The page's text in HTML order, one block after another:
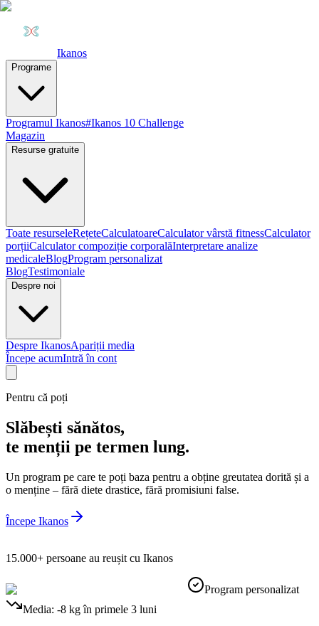
Ikanos
Programe
Programul Ikanos#Ikanos 10 Challenge
Magazin
Resurse gratuite
Toate resurseleRețeteCalculatoareCalculator vârstă fitnessCalculator
porțiiCalculator compoziție corporalăInterpretare analize
medicaleBlogProgram personalizat
BlogTestimoniale
Despre noi
Despre IkanosApariții media
Începe acumIntră în cont
Pentru că poți
Slăbești sănătos,
te menții pe termen lung.
Un program pe care te poți baza pentru a obține greutatea dorită și a
o menține – fără diete drastice, fără promisiuni false.
Începe Ikanos
15.000+ persoane au reușit cu Ikanos
Program personalizat
Media: -8 kg în primele 3 luni